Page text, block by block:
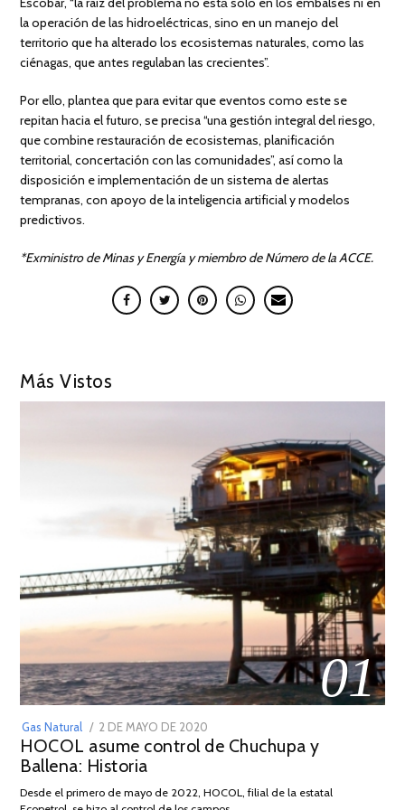
la operación de las hidroeléctricas, sino en un manejo del
territorio que ha alterado los ecosistemas naturales, como las
ciénagas, que antes regulaban las crecientes”.
Por ello, plantea que para evitar que eventos como este se
repitan hacia el futuro, se precisa “una gestión integral del riesgo,
que combine restauración de ecosistemas, planificación
territorial, concertación con las comunidades”, así como la
disposición e implementación de un sistema de alertas
tempranas, con apoyo de la inteligencia artificial y modelos
predictivos.
*Exministro de Minas y Energía y miembro de Número de la ACCE.
Más Vistos
01
Gas Natural
POSTED
ON
2 DE MAYO DE 2020
DE
2026
HOCOL asume control de Chuchupa y
Ballena: Historia
Desde el primero de mayo de 2022, HOCOL, filial de la estatal